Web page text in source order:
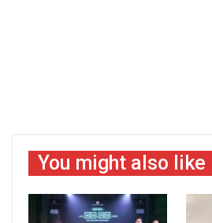
You might also like